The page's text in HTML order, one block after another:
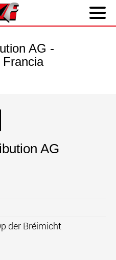
AG -
AG
der Bréimicht